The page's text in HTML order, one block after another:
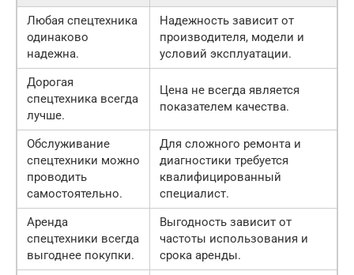
Любая спецтехника
одинаково
надежна.
Надежность зависит от
производителя, модели и
условий эксплуатации.
Дорогая
спецтехника всегда
лучше.
Цена не всегда является
показателем качества.
Обслуживание
спецтехники можно
проводить
самостоятельно.
Для сложного ремонта и
диагностики требуется
квалифицированный
специалист.
Аренда
спецтехники всегда
выгоднее покупки.
Выгодность зависит от
частоты использования и
срока аренды.